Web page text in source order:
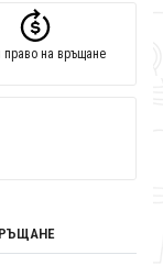
право на връщане